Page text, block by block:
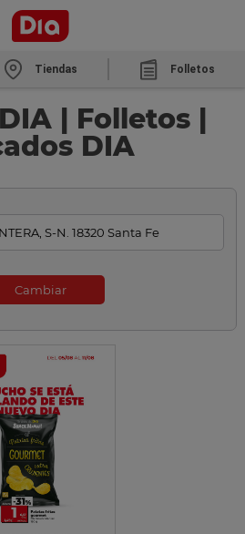
Tiendas Folletos
| Folletos |
DIA
Cambiar